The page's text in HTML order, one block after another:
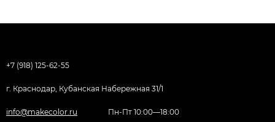
+7 (918) 125-62-55
г. Краснодар, Кубанская Набережная 31/1
info@makecolor.ru Пн-Пт 10:00—18:00